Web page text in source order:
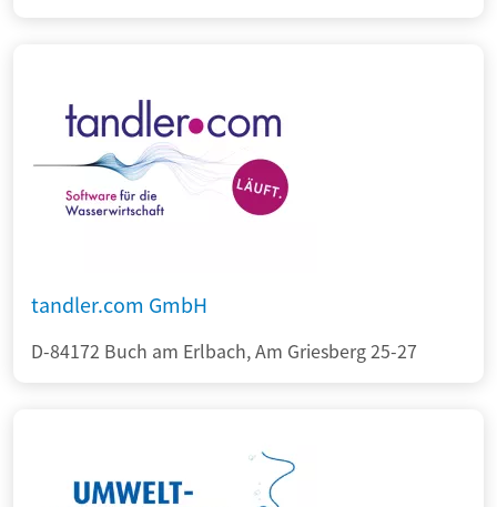
tandler.com GmbH
D-84172 Buch am Erlbach, Am Griesberg 25-27